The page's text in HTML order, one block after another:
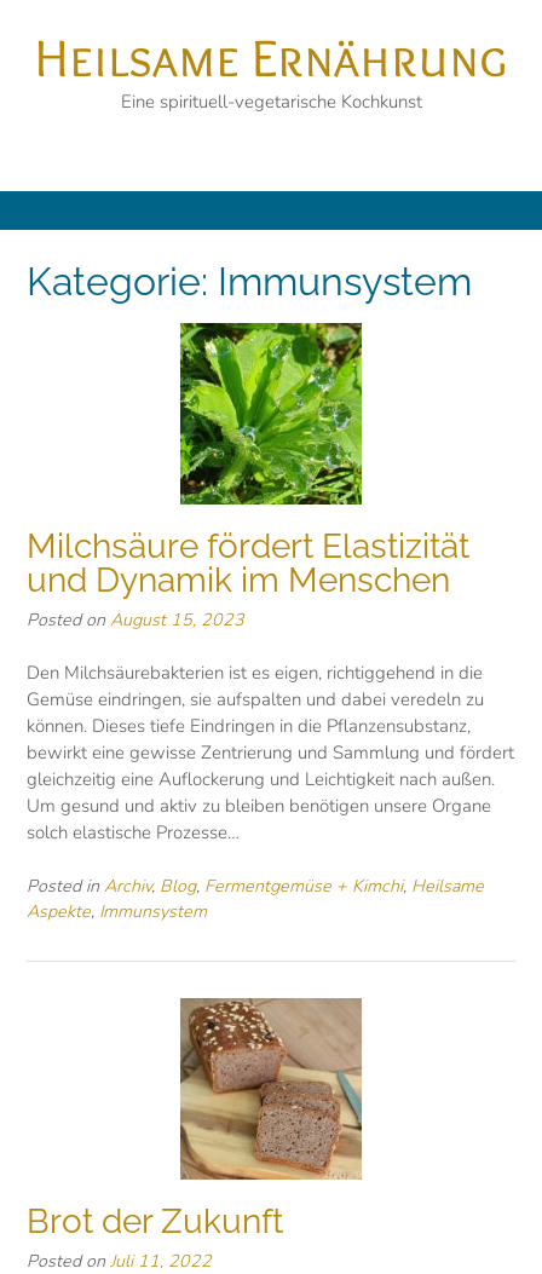
contentHeilsame Ernährung
Eine spirituell-vegetarische Kochkunst
Kategorie: Immunsystem
Milchsäure fördert Elastizität
und Dynamik im Menschen
Posted on August 15, 2023
Den Milchsäurebakterien ist es eigen, richtiggehend in die
Gemüse eindringen, sie aufspalten und dabei veredeln zu
können. Dieses tiefe Eindringen in die Pflanzensubstanz,
bewirkt eine gewisse Zentrierung und Sammlung und fördert
gleichzeitig eine Auflockerung und Leichtigkeit nach außen.
Um gesund und aktiv zu bleiben benötigen unsere Organe
solch elastische Prozesse…
Posted in Archiv, Blog, Fermentgemüse + Kimchi, Heilsame
Aspekte, Immunsystem
Brot der Zukunft
Posted on Juli 11, 2022